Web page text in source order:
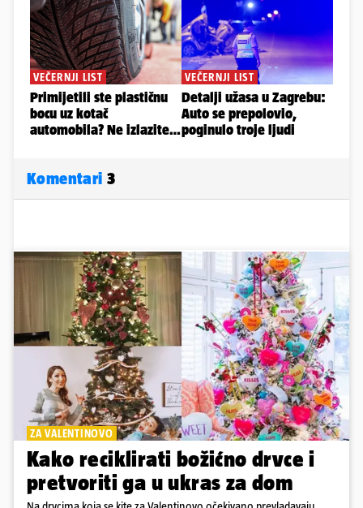
Komentari 3
ZA VALENTINOVO
Kako reciklirati božićno drvce i
pretvoriti ga u ukras za dom